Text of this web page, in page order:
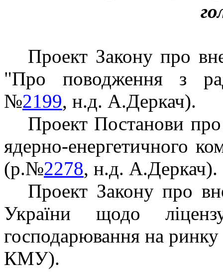
Проект Закону про
"Про поводження з
№2199, н.д. А.Деркач).
Проект Постанови про
ядерно-енергетичного
(р.№2278, н.д. А.Деркач).
Проект Закону про
України щодо
господарювання на
КМУ).